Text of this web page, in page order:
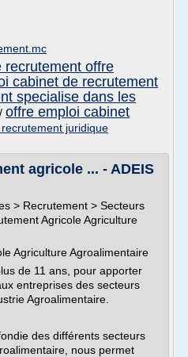
recrutement offre
cabinet de recrutement
specialise dans les
/ offre emploi cabinet
juridique
agricole ... - ADEIS
> Recrutement > Secteurs
Agricole Agriculture
Agriculture Agroalimentaire
de 11 ans, pour apporter
entreprises des secteurs
Agroalimentaire.
des différents secteurs
nous permet